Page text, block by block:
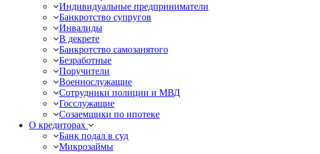
Индивидуальные предприниматели
Банкротство супругов
Инвалиды
В декрете
Банкротство самозанятого
Безработные
Поручители
Военнослужащие
Сотрудники полиции и МВД
Госслужащие
Созаемщики по ипотеке
О кредиторах
Банк подал в суд
Микрозаймы